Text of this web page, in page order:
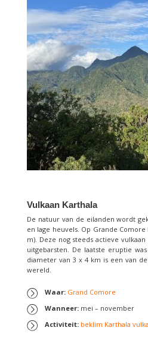
Vulkaan Karthala
De natuur van de eilanden wordt
en lage heuvels. Op Grande Comore
m). Deze nog steeds actieve vulkaan
uitgebarsten. De laatste eruptie
diameter van 3 x 4 km is een van
wereld.
Waar: Grand Comore
Wanneer: mei – november
Activiteit: beklim Karthala